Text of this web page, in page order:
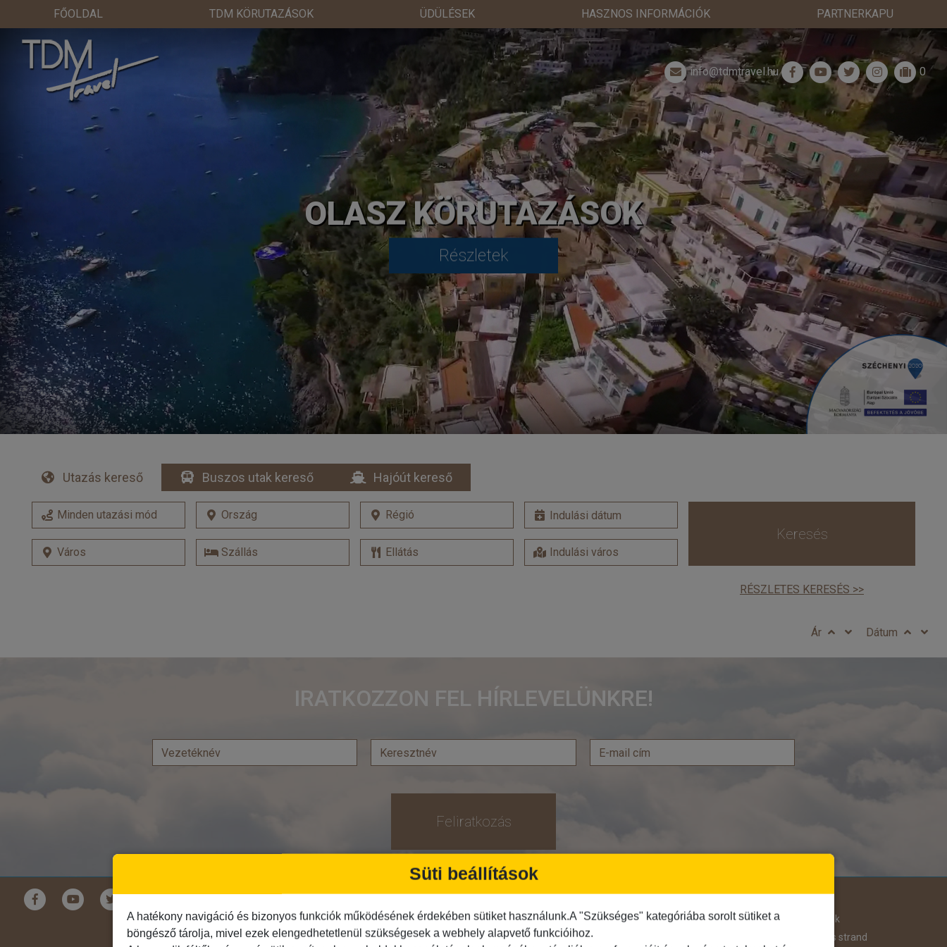
FŐOLDAL TDM KÖRUTAZÁSOK ÜDÜLÉSEK HASZNOS INFORMÁCIÓK PARTNERKAPU
info@tdmtravel.hu 0
OLASZ KÖRUTAZÁSOK
Részletek
Utazás kereső Buszos utak kereső Hajóút kereső
Keresés
RÉSZLETES KERESÉS >>
Ár Dátum
IRATKOZZON FEL HÍRLEVELÜNKRE!
Feliratkozás
Földrészek
Ausztrália
Ázsia
Közlekedés
Busszal
busz+hajó
Programtípus
1 napos utak
Belépőjegy
Útjellemző
Adventi út
Hegyvidék
Homokos strand
Süti beállítások
A hatékony navigáció és bizonyos funkciók működésének érdekében sütiket használunk.A "Szükséges" kategóriába sorolt sütiket a
böngésző tárolja, mivel ezek elengedhetetlenül szükségesek a webhely alapvető funkcióihoz.